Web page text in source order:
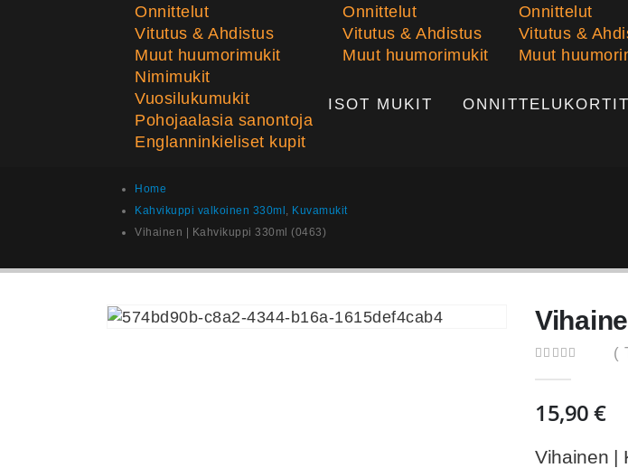
Onnittelut
Vitutus & Ahdistus
Muut huumorimukit
Nimimukit
Vuosilukumukit
Pohojaalasia sanontoja
Englanninkieliset kupit
Onnittelut
Vitutus & Ahdistus
Muut huumorimukit
Onnittelut
Vitutus &
Muut
ISOT MUKIT ONNITTELUKORTIT
Home
Kahvikuppi valkoinen 330ml , Kuvamukit
Vihainen | Kahvikuppi 330ml (0463)
(
15,90€
Vihainen |